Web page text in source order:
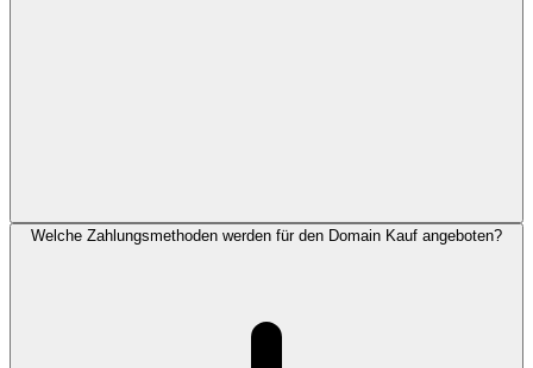
Welche Zahlungsmethoden werden für den Domain Kauf angeboten?